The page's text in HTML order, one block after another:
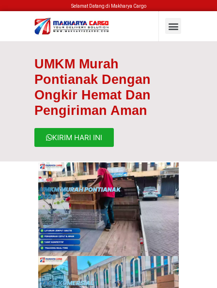
Selamat Datang di Makharya Cargo
UMKM Murah
Pontianak Dengan
Ongkir Hemat Dan
Pengiriman Aman
KIRIM HARI INI